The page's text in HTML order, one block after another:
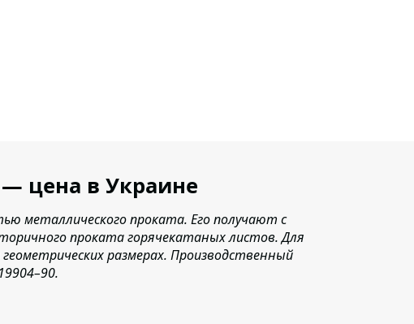
— цена в Украине
металлического проката. Его получают с
проката горячекатаных листов. Для
размерах. Производственный